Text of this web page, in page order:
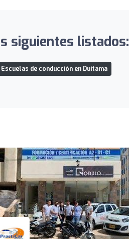
siguientes listados:
Escuelas de conducción en Duitama